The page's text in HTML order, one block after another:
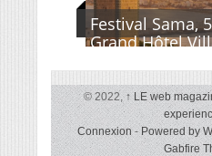
Festival Sama,
Grand Hôtel
© 2022,↑ LE web
Connexion-Powered by
Gabfire